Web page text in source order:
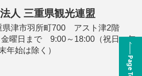
Page Top
人 三重県観光連盟
津市羽所町700 アスト津2階
曜日まで 9:00～18:00（祝日・年
年始は除く）